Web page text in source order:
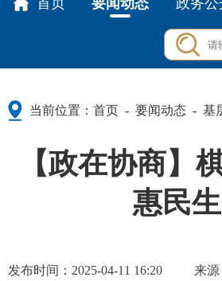
首页 要闻动态 政务公
当前位置： 首页 - 要闻动态 - 基
【政在协商】
惠民
发布时间：2025-04-11 16:20 来